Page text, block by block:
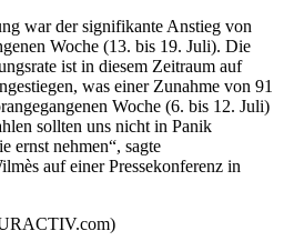
war der signifikante Anstieg von
Woche (13. bis 19. Juli). Die
ist in diesem Zeitraum auf
was einer Zunahme von 91
Woche (6. bis 12. Juli)
sollten uns nicht in Panik
ernst nehmen“, sagte
auf einer Pressekonferenz in